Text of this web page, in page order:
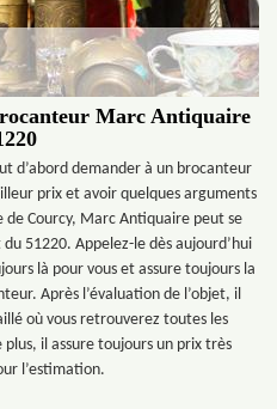
Marc Antiquaire
d’abord demander à un brocanteur
prix et avoir quelques arguments
Courcy, Marc Antiquaire peut se
51220. Appelez-le dès aujourd’hui
là pour vous et assure toujours la
Après l’évaluation de l’objet, il
où vous retrouverez toutes les
il assure toujours un prix très
l’estimation.